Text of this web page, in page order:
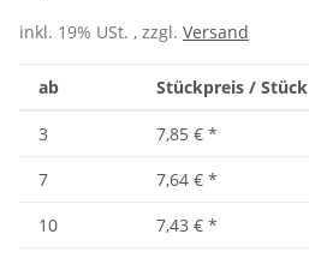
inkl. 19% USt. , zzgl. Versand
ab Stückpreis / Stück
3 7,85 € *
7
7,64 € *
10
7,43 € *